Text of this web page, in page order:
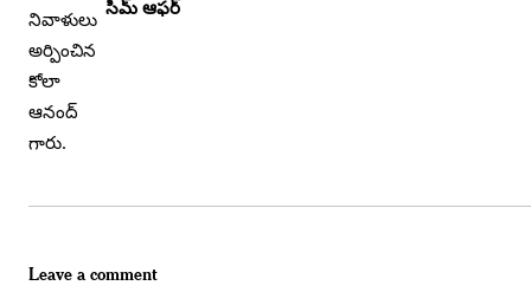
సిమ్ ఆఫర్
Leave a comment